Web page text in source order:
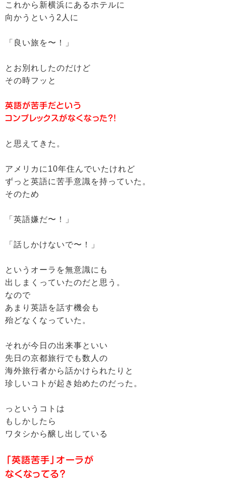
これから新横浜にあるホテルに
向かうという2人に
「良い旅を〜！」
とお別れしたのだけど
その時フッと
英語が苦手だという
コンプレックスがなくなった?!
と思えてきた。
アメリカに10年住んでいたけれど
ずっと英語に苦手意識を持っていた。
そのため
「英語嫌だ〜！」
「話しかけないで〜！」
というオーラを無意識にも
出しまくっていたのだと思う。
なので
あまり英語を話す機会も
殆どなくなっていた。
それが今日の出来事といい
先日の京都旅行でも数人の
海外旅行者から話かけられたりと
珍しいコトが起き始めたのだった。
っというコトは
もしかしたら
ワタシから醸し出している
「英語苦手」オーラが
なくなってる？